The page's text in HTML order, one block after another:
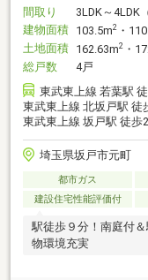
間取り
3LDK～4LDK
建物面積 103.5m2 ・
土地面積 162.63m2 ・
総戸数
4戸
東武東上線 若葉駅
東武東上線 北坂戸駅 徒
東武東上線 坂戸駅 徒歩
埼玉県坂戸市元町
都市ガス
建設住宅性能評価付
駅徒歩９分！南庭付
物環境充実